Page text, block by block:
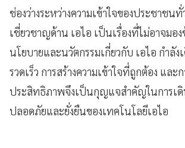
ช่องว่างระหว่างความเข้าใจของประชาชน
เชี่ยวชาญด้าน เอไอ เป็นเรื่องที่ไม่อาจมอ
นโยบายและนวัตกรรมเกี่ยวกับ เอไอ กำลัง
รวดเร็ว การสร้างความเข้าใจที่ถูกต้อง และ
ประสิทธิภาพจึงเป็นกุญแจสำคัญในการเ
ปลอดภัยและยั่งยืนของเทคโนโลยีเอไอ